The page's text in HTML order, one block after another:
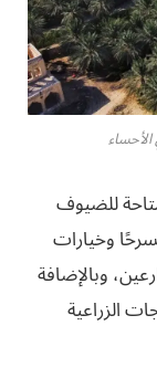
للضيوف
وخيارات
وبالإضافة
الزراعية